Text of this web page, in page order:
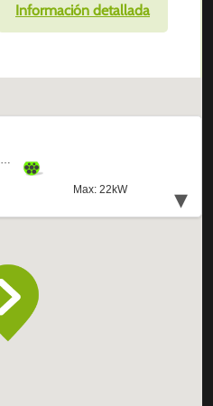
Información detallada